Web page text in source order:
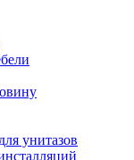
унитазов